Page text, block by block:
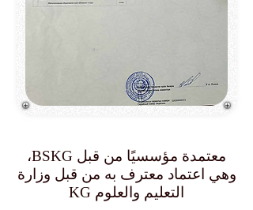
معتمدة مؤسسيًا من قبل BSKG،
وهي اعتماد معترف به من قبل وزارة
التعليم والعلوم KG